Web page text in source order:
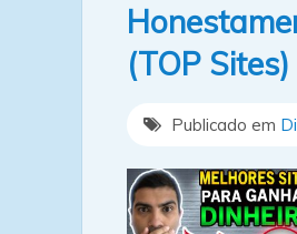
(TOP Sites)
Publicado em